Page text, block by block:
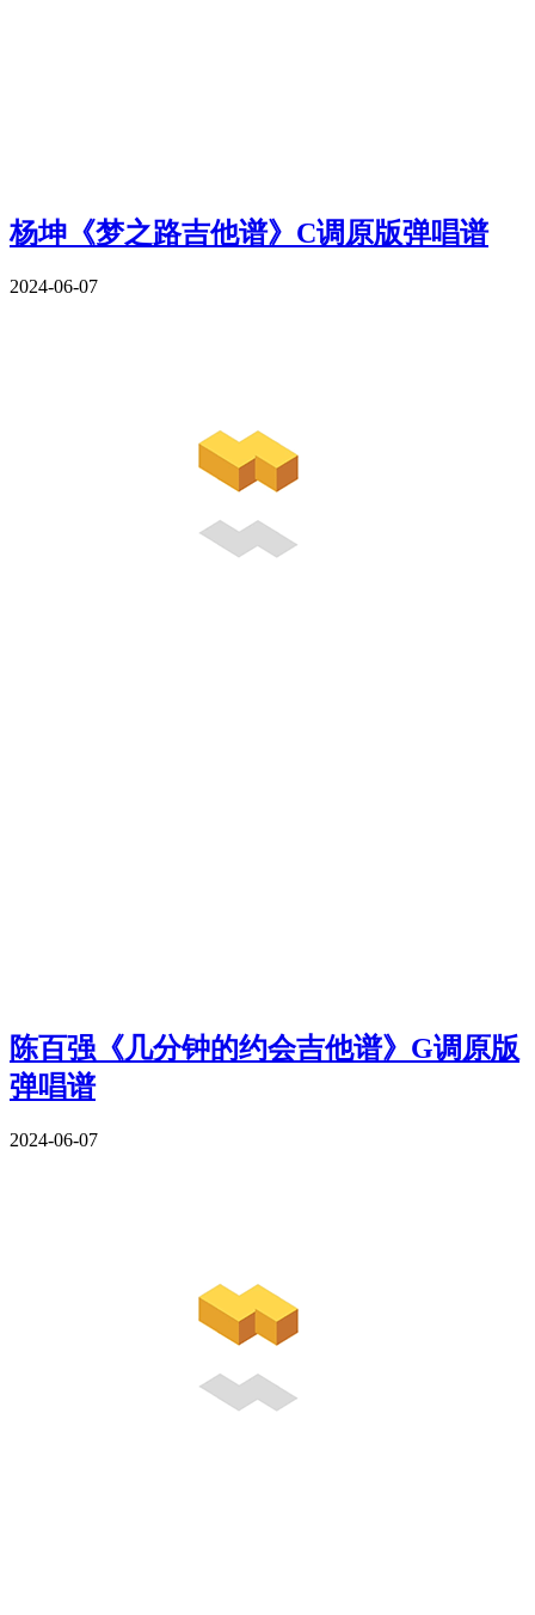
杨坤《梦之路吉他谱》C调原版弹唱谱
2024-06-07
陈百强《几分钟的约会吉他谱》G调原版
弹唱谱
2024-06-07